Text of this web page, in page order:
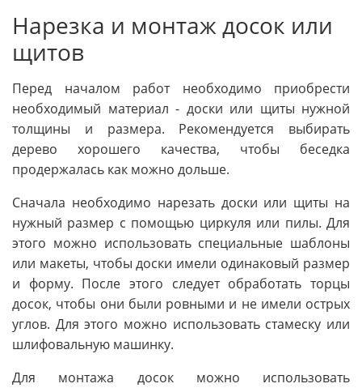
Нарезка и монтаж досок или
щитов
Перед началом работ необходимо приобрести
необходимый материал - доски или щиты нужной
толщины и размера. Рекомендуется выбирать
дерево хорошего качества, чтобы беседка
продержалась как можно дольше.
Сначала необходимо нарезать доски или щиты на
нужный размер с помощью циркуля или пилы. Для
этого можно использовать специальные шаблоны
или макеты, чтобы доски имели одинаковый размер
и форму. После этого следует обработать торцы
досок, чтобы они были ровными и не имели острых
углов. Для этого можно использовать стамеску или
шлифовальную машинку.
Для монтажа досок можно использовать